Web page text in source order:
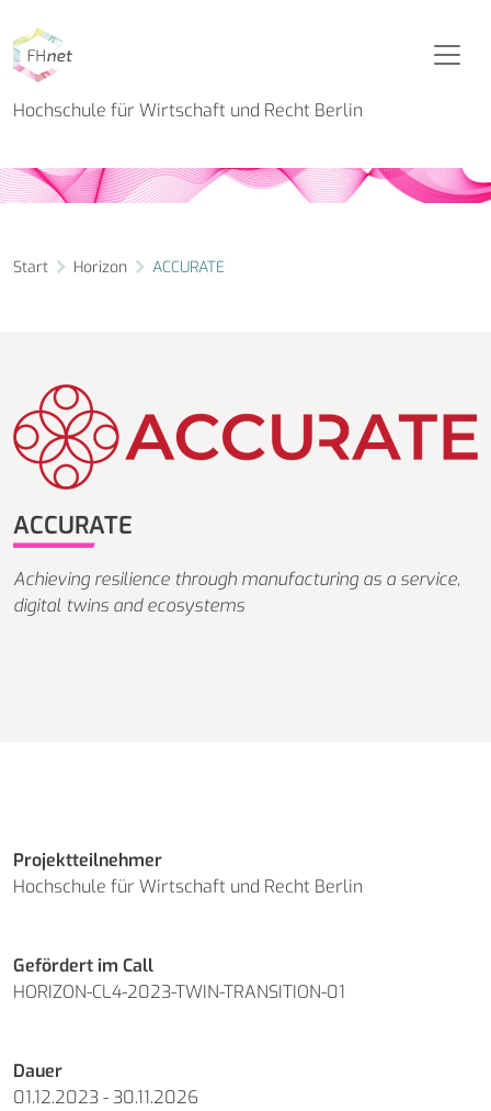
Horizon Projekt
ACCURATE
Hochschule für Wirtschaft und Recht Berlin
Start Horizon ACCURATE
ACCURATE
Achieving resilience through manufacturing as a service,
digital twins and ecosystems
Projektteilnehmer
Hochschule für Wirtschaft und Recht Berlin
Gefördert im Call
HORIZON-CL4-2023-TWIN-TRANSITION-01
Dauer
01.12.2023 - 30.11.2026